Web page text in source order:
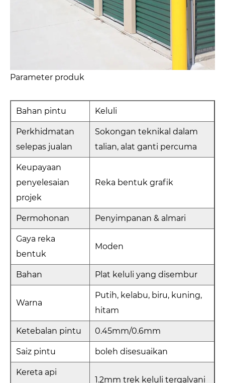
Parameter produk
Bahan pintu Keluli
Perkhidmatan
selepas jualan
Sokongan teknikal dalam
talian, alat ganti percuma
Keupayaan
penyelesaian
projek
Reka bentuk grafik
Permohonan Penyimpanan & almari
Gaya reka
bentuk
Moden
Bahan Plat keluli yang disembur
Warna
Putih, kelabu, biru, kuning,
hitam
Ketebalan pintu 0.45mm/0.6mm
Saiz pintu boleh disesuaikan
Kereta api
1.2mm trek keluli tergalvani